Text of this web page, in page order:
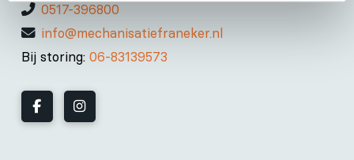
0517-396800
info@mechanisatiefraneker.nl
Bij storing: 06-83139573